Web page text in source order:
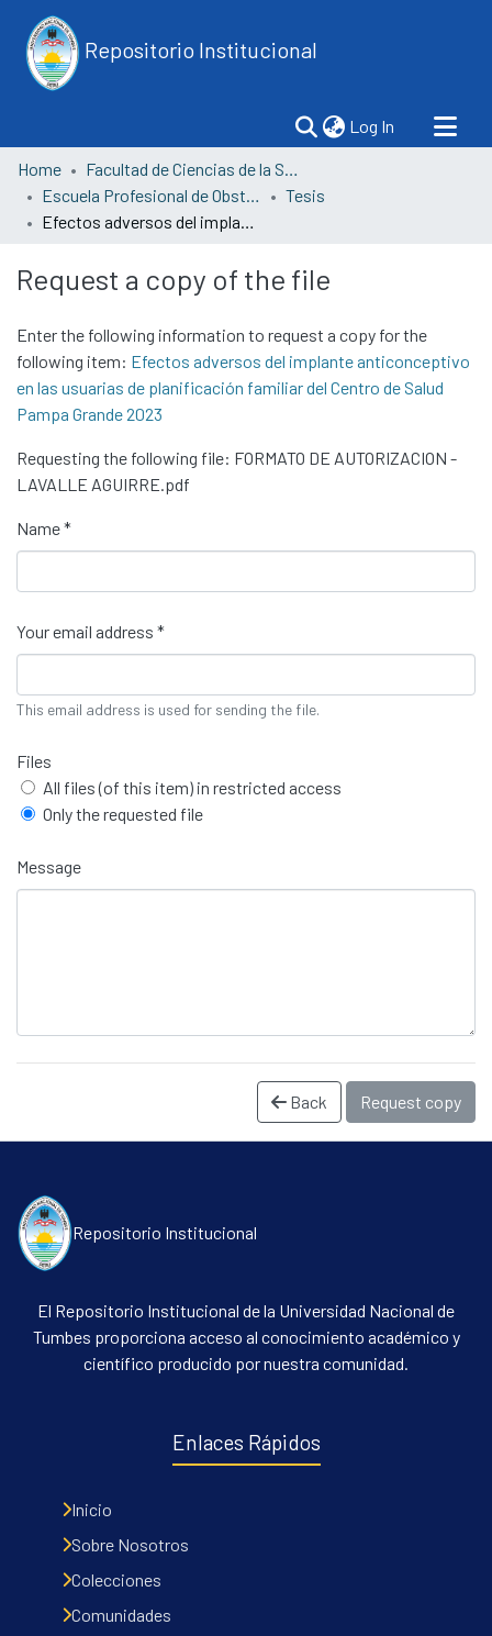
Repositorio Institucional
Log In (current)
Communities & Collections
All of DSpace
Statistics
Contacto
Home
Facultad de Ciencias de la Salud
Escuela Profesional de Obstetricia
Tesis
Efectos adversos del implante anticonceptivo en las usuarias de planificación familiar del Centro de Salud Pampa Grande 2023
Request a copy of the file
Enter the following information to request a copy for the
following item: Efectos adversos del implante anticonceptivo
en las usuarias de planificación familiar del Centro de Salud
Pampa Grande 2023
Requesting the following file: FORMATO DE AUTORIZACION -
LAVALLE AGUIRRE.pdf
Name *
Your email address *
This email address is used for sending the file.
Files
All files (of this item) in restricted access
Only the requested file
Message
Back Request copy
Repositorio Institucional
El Repositorio Institucional de la Universidad Nacional de
Tumbes proporciona acceso al conocimiento académico y
científico producido por nuestra comunidad.
Enlaces Rápidos
Inicio
Sobre Nosotros
Colecciones
Comunidades